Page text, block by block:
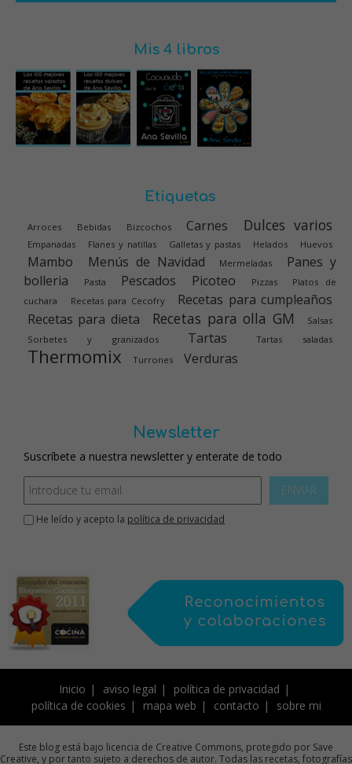
Mis 4 libros
Etiquetas
Arroces Bebidas Bizcochos Carnes Dulces varios
Empanadas Flanes y natillas Galletas y pastas Helados Huevos
Mambo Menús de Navidad Mermeladas
Panes y
bolleria
Pasta Pescados Picoteo Pizzas
Platos de
cuchara
Recetas para Cecofry
Recetas para cumpleaños
Recetas para dieta
Recetas para olla GM
Salsas
Sorbetes y granizados
Tartas Tartas saladas
Thermomix Turrones Verduras
Newsletter
Suscríbete a nuestra newsletter y enterate de todo
ENVIAR
He leído y acepto la política de privacidad
Inicio aviso legal
política de privacidad
política de cookies
mapa web contacto sobre mi
Este blog está bajo licencia de Creative Commons, protegido por Save
Creative, y por tanto sujeto a derechos de autor. Todas las recetas, fotografías